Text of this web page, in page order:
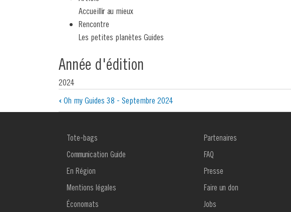
Accueillir au mieux
Rencontre
Les petites planètes Guides
Année d'édition
2024
Liens
transversaux
de
livre
pour
Oh
‹Oh my Guides 38 - Septembre 2024
MENU
FOOTER
Tote-bags
Communication Guide
En Région
Mentions légales
Économats
MENU
FOOTER
Partenaires
FAQ
Presse
Faire un don
Jobs